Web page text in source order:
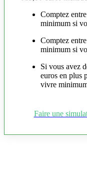
Comptez
minimum si
Comptez
minimum si
Si vous avez
euros en plus
vivre
Faire une